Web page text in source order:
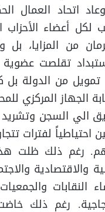
اتحاد العمال
لكل أعضاء الأحزاب
من المزايا، بل
تقلصت
تمويل من الدولة
الجهاز المركزي
الي السجن وتشريد
احتياطياً لفترات
رغم ذلك ظلت
النقابات
رغم ذلك خاضت